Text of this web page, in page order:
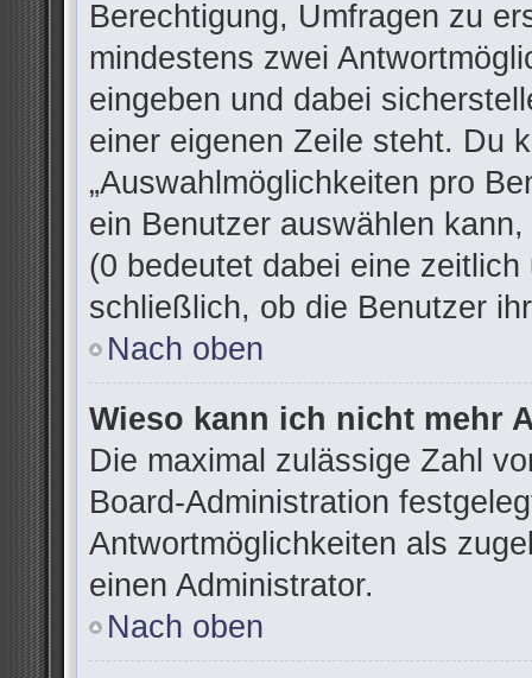
Berechtigung, Umfragen zu
mindestens zwei
eingeben und dabei
einer eigenen Zeile steht. Du
„Auswahlmöglichkeiten pro
ein Benutzer auswählen
(0 bedeutet dabei eine
schließlich, ob die Benutzer
Nach oben
Wieso kann ich nicht mehr
Die maximal zulässige Zahl
Board-Administration
Antwortmöglichkeiten als
einen Administrator.
Nach oben